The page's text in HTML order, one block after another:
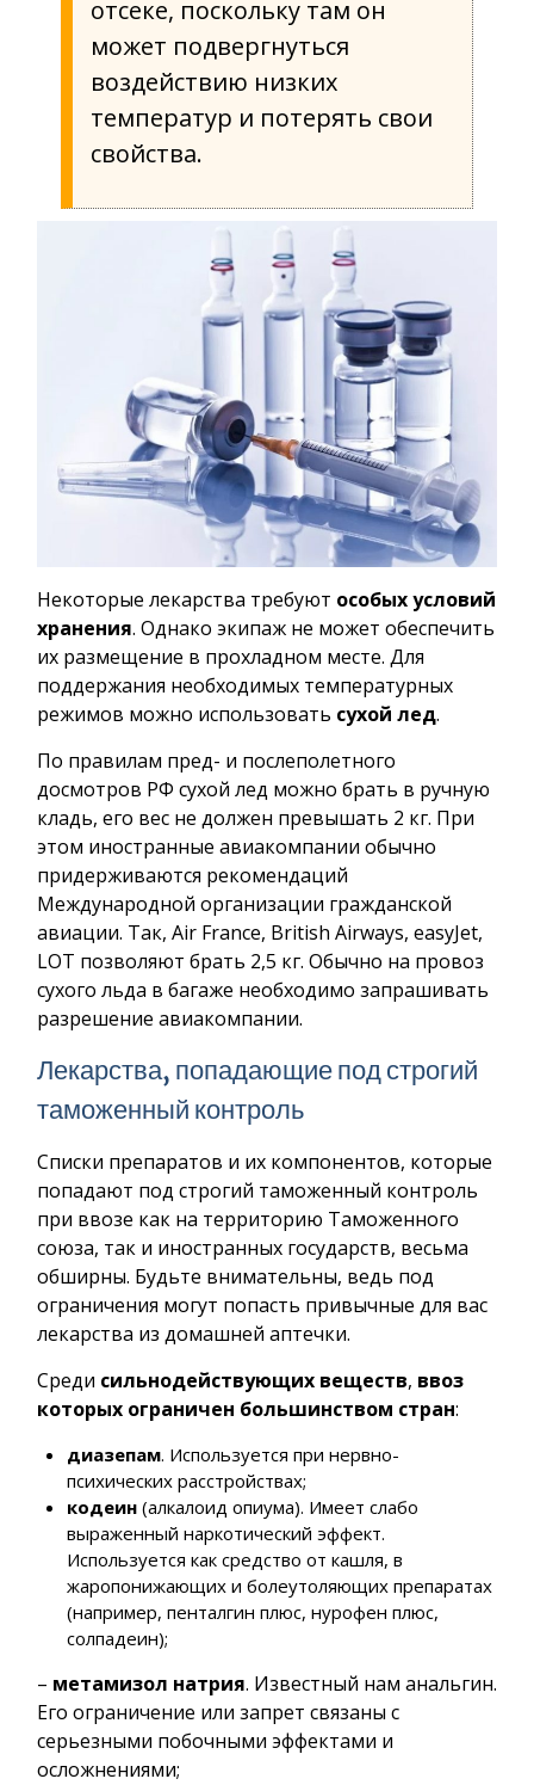
отсеке, поскольку там он
может подвергнуться
воздействию низких
температур и потерять свои
свойства.
Некоторые лекарства требуют особых условий
хранения. Однако экипаж не может обеспечить
их размещение в прохладном месте. Для
поддержания необходимых температурных
режимов можно использовать сухой лед.
По правилам пред- и послеполетного
досмотров РФ сухой лед можно брать в ручную
кладь, его вес не должен превышать 2 кг. При
этом иностранные авиакомпании обычно
придерживаются рекомендаций
Международной организации гражданской
авиации. Так, Air France, British Airways, easyJet,
LOT позволяют брать 2,5 кг. Обычно на провоз
сухого льда в багаже необходимо запрашивать
разрешение авиакомпании.
Лекарства, попадающие под строгий
таможенный контроль
Списки препаратов и их компонентов, которые
попадают под строгий таможенный контроль
при ввозе как на территорию Таможенного
союза, так и иностранных государств, весьма
обширны. Будьте внимательны, ведь под
ограничения могут попасть привычные для вас
лекарства из домашней аптечки.
Среди сильнодействующих веществ, ввоз
которых ограничен большинством стран:
диазепам. Используется при нервно-
психических расстройствах;
кодеин(алкалоид опиума). Имеет слабо
выраженный наркотический эффект.
Используется как средство от кашля, в
жаропонижающих и болеутоляющих препаратах
(например, пенталгин плюс, нурофен плюс,
солпадеин);
– метамизол натрия. Известный нам анальгин.
Его ограничение или запрет связаны с
серьезными побочными эффектами и
осложнениями;